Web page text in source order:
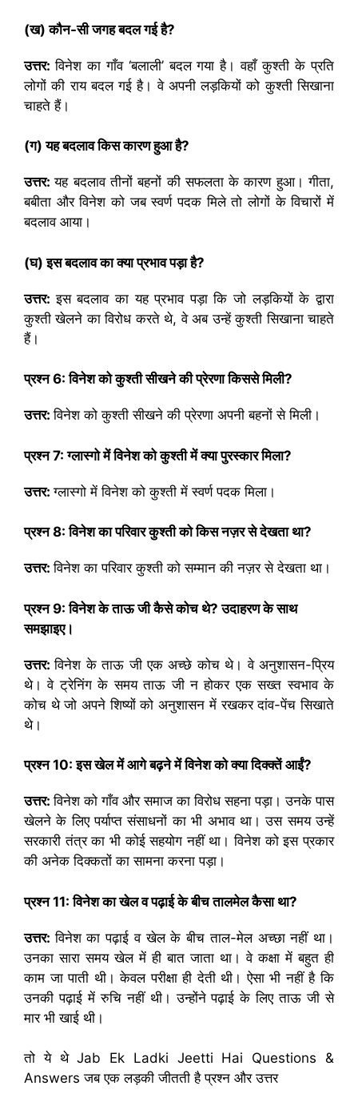
(ख) कौन-सी जगह बदल गई है?
उत्तर: विनेश का गाँव ‘बलाली’ बदल गया है। वहाँ कुश्ती के प्रति
लोगों की राय बदल गई है। वे अपनी लड़कियों को कुश्ती सिखाना
चाहते हैं।
(ग) यह बदलाव किस कारण हुआ है?
उत्तर: यह बदलाव तीनों बहनों की सफलता के कारण हुआ। गीता,
बबीता और विनेश को जब स्वर्ण पदक मिले तो लोगों के विचारों में
बदलाव आया।
(घ) इस बदलाव का क्या प्रभाव पड़ा है?
उत्तर: इस बदलाव का यह प्रभाव पड़ा कि जो लड़कियों के द्वारा
कुश्ती खेलने का विरोध करते थे, वे अब उन्हें कुश्ती सिखाना चाहते
हैं।
प्रश्न6:विनेश को कुश्ती सीखने की प्रेरणा किससे मिली?
उत्तर: विनेश को कुश्ती सीखने की प्रेरणा अपनी बहनों से मिली।
प्रश्न7:ग्लास्गो में विनेश को कुश्ती में क्या पुरस्कार मिला?
उत्तर: ग्लास्गो में विनेश को कुश्ती में स्वर्ण पदक मिला।
प्रश्न8:विनेश का परिवार कुश्ती को किस नज़र से देखता था?
उत्तर: विनेश का परिवार कुश्ती को सम्मान की नज़र से देखता था।
प्रश्न9:विनेश के ताऊ जी कैसे कोच थे?उदाहरण के साथ
समझाइए।
उत्तर: विनेश के ताऊ जी एक अच्छे कोच थे। वे अनुशासन-प्रिय
थे। वे ट्रेनिंग के समय ताऊ जी न होकर एक सख्त स्वभाव के
कोच थे जो अपने शिष्यों को अनुशासन में रखकर दांव-पेंच सिखाते
थे।
प्रश्न10:इस खेल में आगे बढ़ने में विनेश को क्या दिक्क्तें आईं?
उत्तर: विनेश को गाँव और समाज का विरोध सहना पड़ा। उनके पास
खेलने के लिए पर्याप्त संसाधनों का भी अभाव था। उस समय उन्हें
सरकारी तंत्र का भी कोई सहयोग नहीं था। विनेश को इस प्रकार
की अनेक दिक्कतों का सामना करना पड़ा।
प्रश्न11:विनेश का खेल व पढ़ाई के बीच तालमेल कैसा था?
उत्तर:विनेश का पढ़ाई व खेल के बीच ताल-मेल अच्छा नहीं था।
उनका सारा समय खेल में ही बात जाता था। वे कक्षा में बहुत ही
काम जा पाती थी। केवल परीक्षा ही देती थी। ऐसा भी नहीं है कि
उनकी पढ़ाई में रुचि नहीं थी। उन्होंने पढ़ाई के लिए ताऊ जी से
मार भी खाई थी।
तो ये थे Jab Ek Ladki Jeetti Hai Questions &
Answers जब एक लड़की जीतती है प्रश्न और उत्तर